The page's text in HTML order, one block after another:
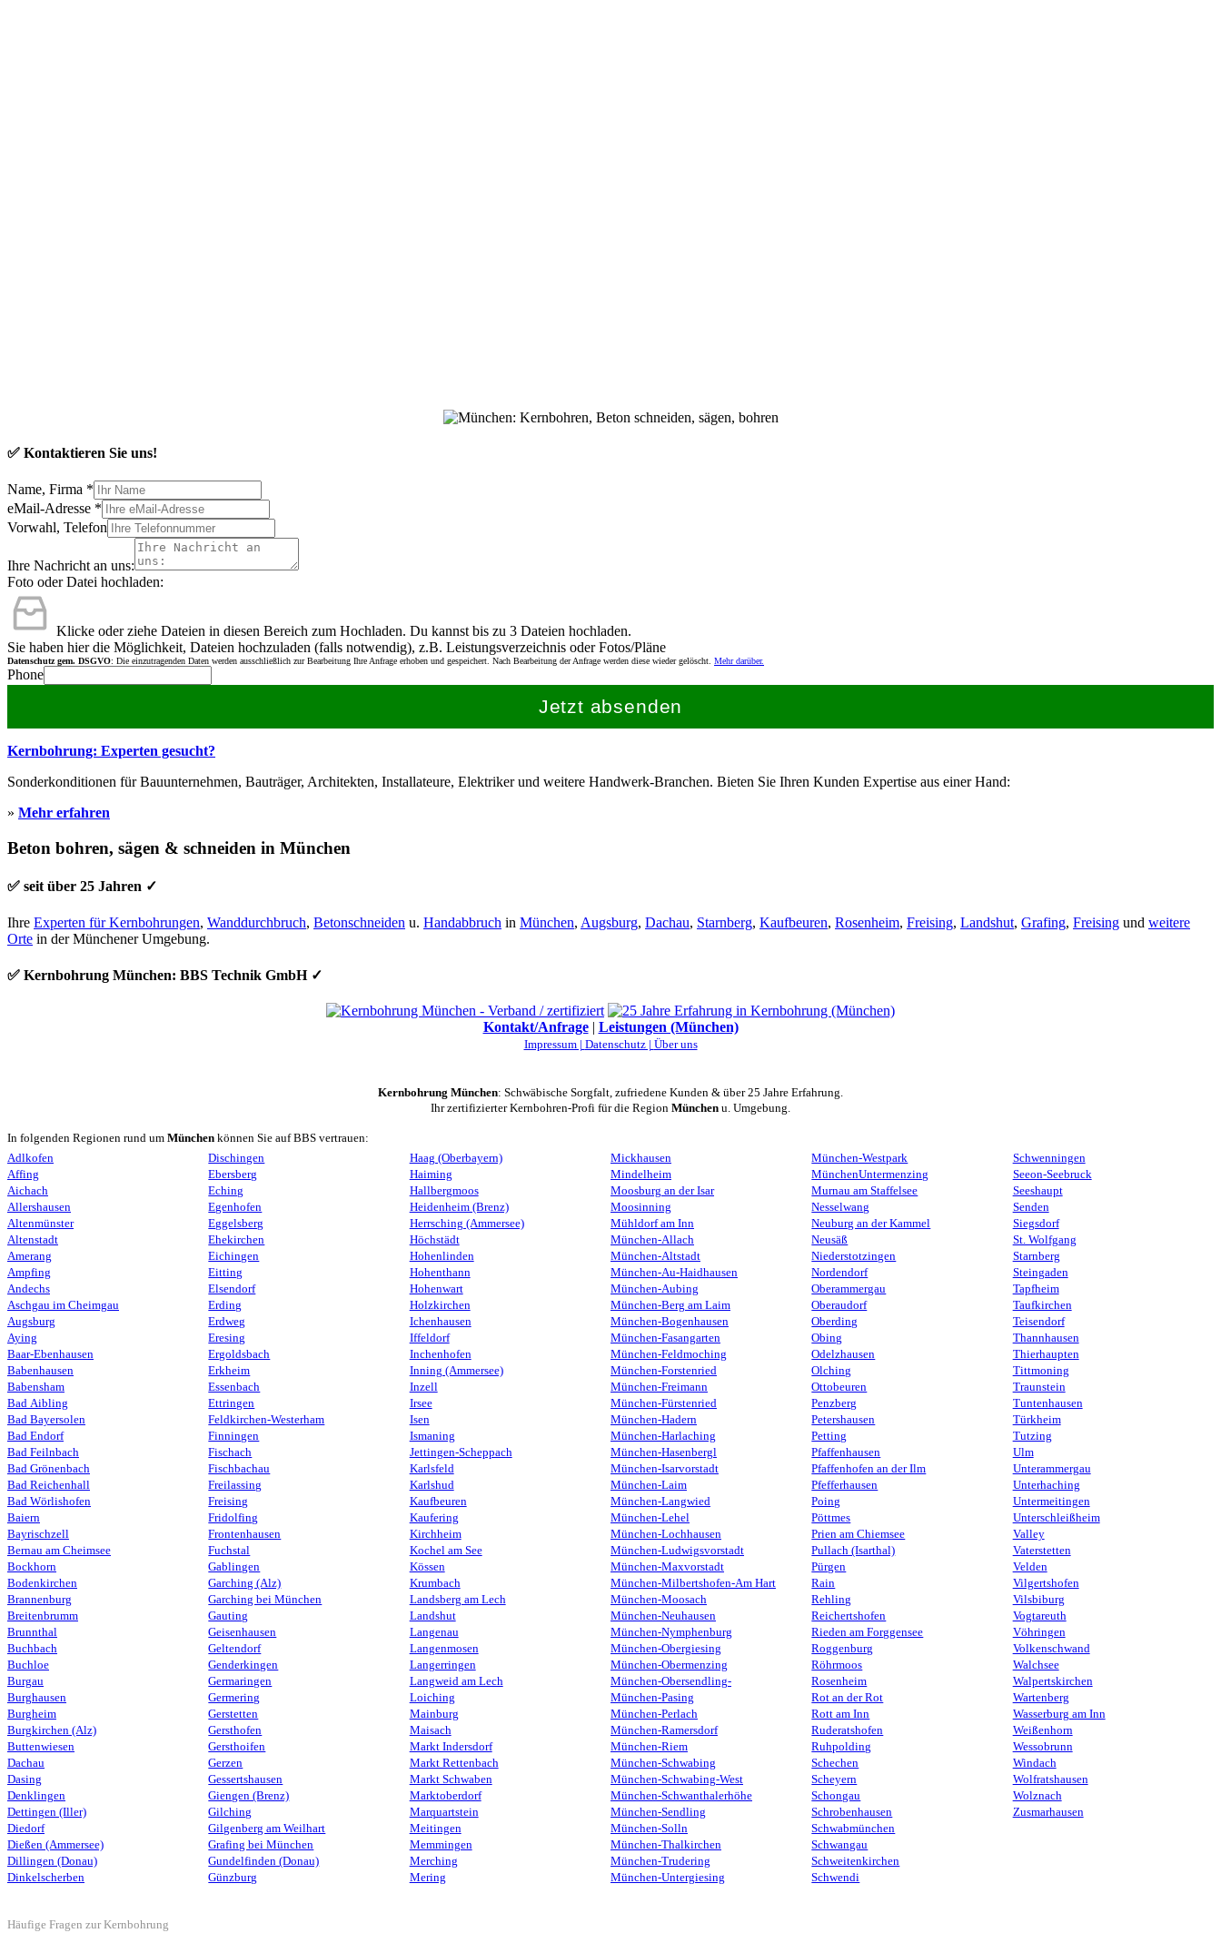
✅ Kontaktieren Sie uns!
Name, Firma *
eMail-Adresse *
Vorwahl, Telefon
Ihre Nachricht an uns:
Foto oder Datei hochladen:
Klicke oder ziehe Dateien in diesen Bereich zum Hochladen. Du kannst bis zu 3 Dateien hochladen.
Sie haben hier die Möglichkeit, Dateien hochzuladen (falls notwendig), z.B. Leistungsverzeichnis oder Fotos/Pläne
Datenschutz gem. DSGVO: Die einzutragenden Daten werden ausschließlich zur Bearbeitung Ihre Anfrage erhoben und gespeichert. Nach Bearbeitung der Anfrage werden diese wieder gelöscht. Mehr darüber.
Phone
Jetzt absenden
Kernbohrung: Experten gesucht?
Sonderkonditionen für Bauunternehmen, Bauträger, Architekten, Installateure, Elektriker und weitere Handwerk-Branchen. Bieten Sie Ihren Kunden Expertise aus einer Hand:
» Mehr erfahren
Beton bohren, sägen & schneiden in München
✅ seit über 25 Jahren ✓
Ihre Experten für Kernbohrungen, Wanddurchbruch, Betonschneiden u. Handabbruch in München, Augsburg, Dachau, Starnberg, Kaufbeuren, Rosenheim, Freising, Landshut, Grafing, Freising und weitere
Orte in der Münchener Umgebung.
✅ Kernbohrung München: BBS Technik GmbH ✓
Kontakt/Anfrage| Leistungen (München)
Impressum | Datenschutz | Über uns
Kernbohrung München: Schwäbische Sorgfalt, zufriedene Kunden & über 25 Jahre Erfahrung.
Ihr zertifizierter Kernbohren-Profi für die Region München u. Umgebung.
In folgenden Regionen rund um München können Sie auf BBS vertrauen:
Adlkofen
Affing
Aichach
Allershausen
Altenmünster
Altenstadt
Amerang
Ampfing
Andechs
Aschgau im Cheimgau
Augsburg
Aying
Baar-Ebenhausen
Babenhausen
Babensham
Bad Aibling
Bad Bayersolen
Bad Endorf
Bad Feilnbach
Bad Grönenbach
Bad Reichenhall
Bad Wörlishofen
Baiern
Bayrischzell
Bernau am Cheimsee
Bockhorn
Bodenkirchen
Brannenburg
Breitenbrumm
Brunnthal
Buchbach
Buchloe
Burgau
Burghausen
Burgheim
Burgkirchen (Alz)
Buttenwiesen
Dachau
Dasing
Denklingen
Dettingen (Iller)
Diedorf
Dießen (Ammersee)
Dillingen (Donau)
Dinkelscherben
Dischingen
Ebersberg
Eching
Egenhofen
Eggelsberg
Ehekirchen
Eichingen
Eitting
Elsendorf
Erding
Erdweg
Eresing
Ergoldsbach
Erkheim
Essenbach
Ettringen
Feldkirchen-Westerham
Finningen
Fischach
Fischbachau
Freilassing
Freising
Fridolfing
Frontenhausen
Fuchstal
Gablingen
Garching (Alz)
Garching bei München
Gauting
Geisenhausen
Geltendorf
Genderkingen
Germaringen
Germering
Gerstetten
Gersthofen
Gersthoifen
Gerzen
Gessertshausen
Giengen (Brenz)
Gilching
Gilgenberg am Weilhart
Grafing bei München
Gundelfinden (Donau)
Günzburg
Haag (Oberbayern)
Haiming
Hallbergmoos
Heidenheim (Brenz)
Herrsching (Ammersee)
Höchstädt
Hohenlinden
Hohenthann
Hohenwart
Holzkirchen
Ichenhausen
Iffeldorf
Inchenhofen
Inning (Ammersee)
Inzell
Irsee
Isen
Ismaning
Jettingen-Scheppach
Karlsfeld
Karlshud
Kaufbeuren
Kaufering
Kirchheim
Kochel am See
Kössen
Krumbach
Landsberg am Lech
Landshut
Langenau
Langenmosen
Langerringen
Langweid am Lech
Loiching
Mainburg
Maisach
Markt Indersdorf
Markt Rettenbach
Markt Schwaben
Marktoberdorf
Marquartstein
Meitingen
Memmingen
Merching
Mering
Mickhausen
Mindelheim
Moosburg an der Isar
Moosinning
Mühldorf am Inn
München-Allach
München-Altstadt
München-Au-Haidhausen
München-Aubing
München-Berg am Laim
München-Bogenhausen
München-Fasangarten
München-Feldmoching
München-Forstenried
München-Freimann
München-Fürstenried
München-Hadern
München-Harlaching
München-Hasenbergl
München-Isarvorstadt
München-Laim
München-Langwied
München-Lehel
München-Lochhausen
München-Ludwigsvorstadt
München-Maxvorstadt
München-Milbertshofen-Am Hart
München-Moosach
München-Neuhausen
München-Nymphenburg
München-Obergiesing
München-Obermenzing
München-Obersendling-
München-Pasing
München-Perlach
München-Ramersdorf
München-Riem
München-Schwabing
München-Schwabing-West
München-Schwanthalerhöhe
München-Sendling
München-Solln
München-Thalkirchen
München-Trudering
München-Untergiesing
München-Westpark
MünchenUntermenzing
Murnau am Staffelsee
Nesselwang
Neuburg an der Kammel
Neusäß
Niederstotzingen
Nordendorf
Oberammergau
Oberaudorf
Oberding
Obing
Odelzhausen
Olching
Ottobeuren
Penzberg
Petershausen
Petting
Pfaffenhausen
Pfaffenhofen an der Ilm
Pfefferhausen
Poing
Pöttmes
Prien am Chiemsee
Pullach (Isarthal)
Pürgen
Rain
Rehling
Reichertshofen
Rieden am Forggensee
Roggenburg
Röhrmoos
Rosenheim
Rot an der Rot
Rott am Inn
Ruderatshofen
Ruhpolding
Schechen
Scheyern
Schongau
Schrobenhausen
Schwabmünchen
Schwangau
Schweitenkirchen
Schwendi
Schwenningen
Seeon-Seebruck
Seeshaupt
Senden
Siegsdorf
St. Wolfgang
Starnberg
Steingaden
Tapfheim
Taufkirchen
Teisendorf
Thannhausen
Thierhaupten
Tittmoning
Traunstein
Tuntenhausen
Türkheim
Tutzing
Ulm
Unterammergau
Unterhaching
Untermeitingen
Unterschleißheim
Valley
Vaterstetten
Velden
Vilgertshofen
Vilsbiburg
Vogtareuth
Vöhringen
Volkenschwand
Walchsee
Walpertskirchen
Wartenberg
Wasserburg am Inn
Weißenhorn
Wessobrunn
Windach
Wolfratshausen
Wolznach
Zusmarhausen
Häufige Fragen zur Kernbohrung